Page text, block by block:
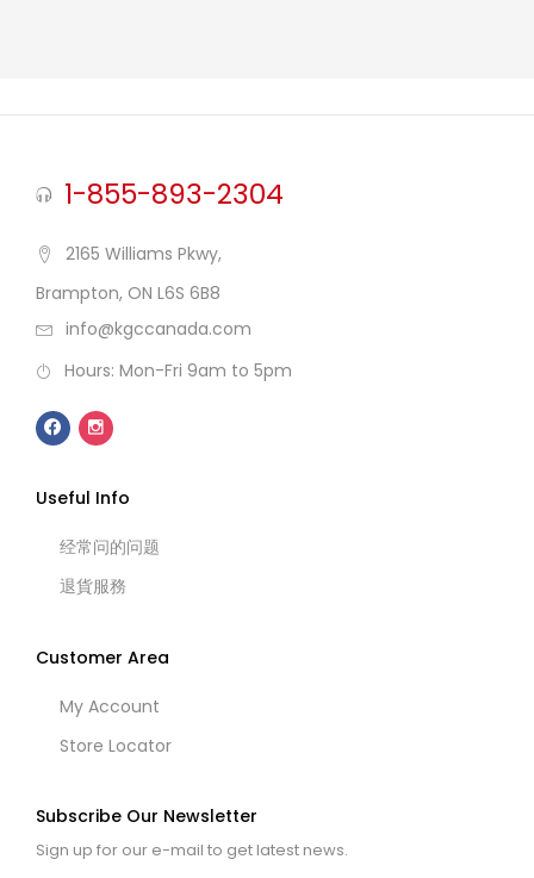
1-855-893-2304
2165 Williams Pkwy,
Brampton, ON L6S 6B8
info@kgccanada.com
Hours: Mon-Fri 9am to 5pm
Useful Info
经常问的问题
退貨服務
Customer Area
My Account
Store Locator
Subscribe Our Newsletter
Sign up for our e-mail to get latest news.